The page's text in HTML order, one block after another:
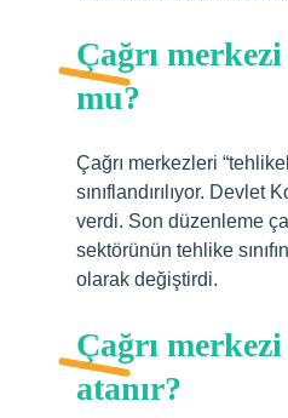
Çağrı
mu?
Çağrı merkezleri
sınıflandırılıyor. Devlet
verdi. Son düzenleme
sektörünün tehlike
olarak değiştirdi.
Çağrı
atanır?